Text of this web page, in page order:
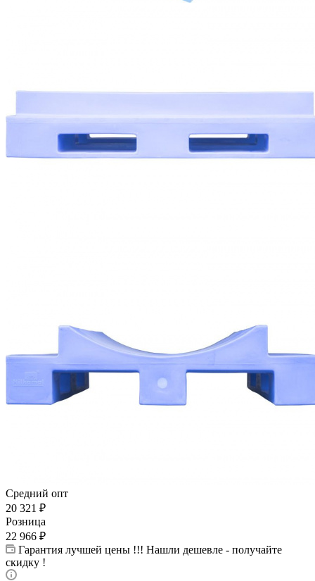
Средний опт
20 321 ₽
Розница
22 966 ₽
Гарантия лучшей цены !!! Нашли дешевле - получайте
скидку !